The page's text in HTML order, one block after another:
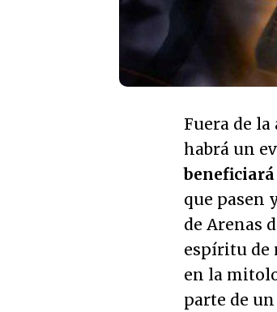
Fuera de
habrá un
beneficiará
que pasen
de Arenas
espíritu de
en la
parte de